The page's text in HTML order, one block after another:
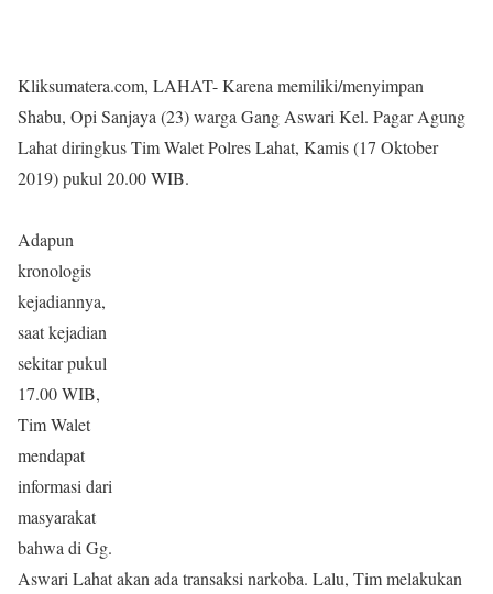
Kliksumatera.com, LAHAT- Karena memiliki/menyimpan
Shabu, Opi Sanjaya (23) warga Gang Aswari Kel. Pagar Agung
Lahat diringkus Tim Walet Polres Lahat, Kamis (17 Oktober
2019) pukul 20.00 WIB.
Adapun
kronologis
kejadiannya,
saat kejadian
sekitar pukul
17.00 WIB,
Tim Walet
mendapat
informasi dari
masyarakat
bahwa di Gg.
Aswari Lahat akan ada transaksi narkoba. Lalu, Tim melakukan